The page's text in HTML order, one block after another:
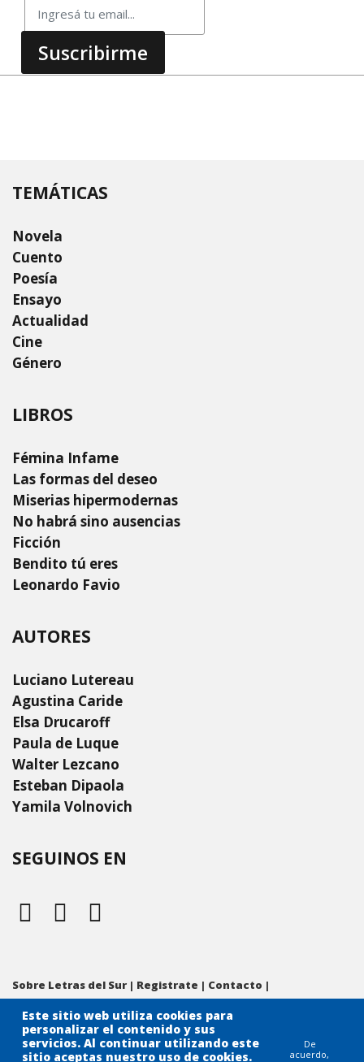
TEMÁTICAS
Novela
Cuento
Poesía
Ensayo
Actualidad
Cine
Género
LIBROS
Fémina Infame
Las formas del deseo
Miserias hipermodernas
No habrá sino ausencias
Ficción
Bendito tú eres
Leonardo Favio
AUTORES
Luciano Lutereau
Agustina Caride
Elsa Drucaroff
Paula de Luque
Walter Lezcano
Esteban Dipaola
Yamila Volnovich
SEGUINOS EN
Sobre Letras del Sur | Registrate | Contacto |
Preguntas frecuentes|Condiciones de uso|
Políticas de privacidad|Cookies
Este sitio web utiliza cookies para
personalizar el contenido y sus
servicios. Al continuar utilizando este
sitio aceptas nuestro uso de cookies.
De
acuerdo,